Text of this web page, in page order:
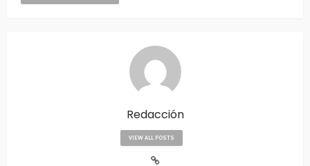
Redacción
VIEW ALL POSTS